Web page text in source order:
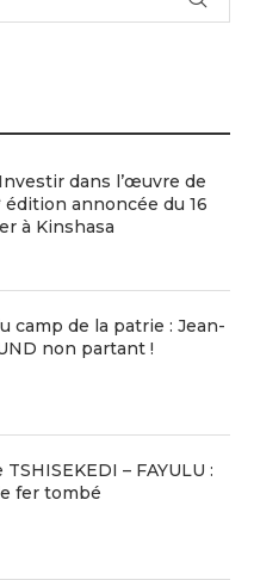
dans l’œuvre de
édition annoncée du 16
à Kinshasa
camp de la patrie : Jean-
non partant !
– FAYULU :
fer tombé